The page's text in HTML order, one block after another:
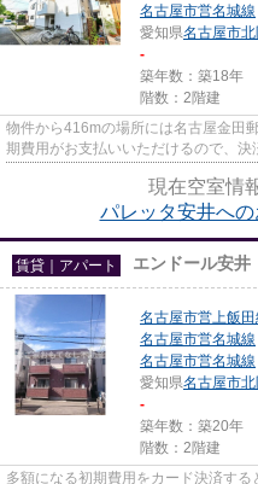
名古屋市営名城線
愛知県名古屋市北
-
築年数：築18年
階数：2階建
物件から416mの場所には名古屋金田
期費用がお支払いいただけるので、
現在空室情
パレッタ安井へ
賃貸｜アパート エンドール安井
名古屋市営上飯田
名古屋市営名城線
名古屋市営名城線
愛知県名古屋市北
-
築年数：築20年
階数：2階建
多額になる初期費用をカード決済す